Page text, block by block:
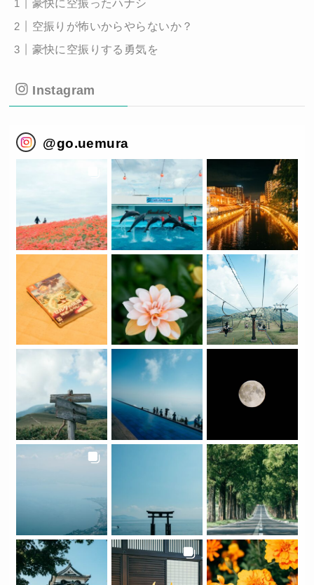
豪快に空振ったハナシ
空振りが怖いからやらないか？
豪快に空振りする勇気を
Instagram
@go.uemura